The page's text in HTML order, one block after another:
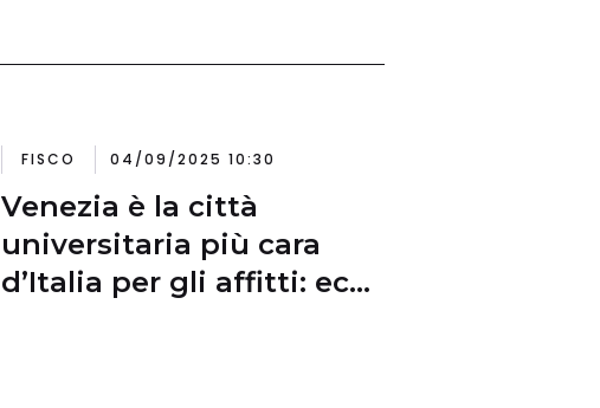
FISCO 04/09/2025 10:30
Venezia è la città
universitaria più cara
d’Italia per gli affitti: ecco